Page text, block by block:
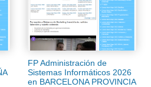
FP Administración de
Sistemas Informáticos 2026
en BARCELONA PROVINCIA